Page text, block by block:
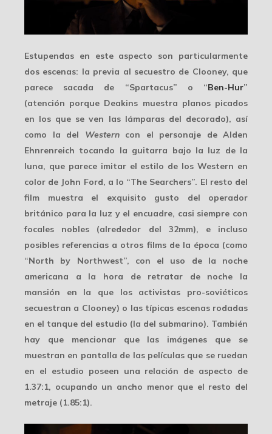
Estupendas en este aspecto son particularmente
dos escenas: la previa al secuestro de Clooney, que
parece sacada de “Spartacus” o “Ben-Hur”
(atención porque Deakins muestra planos picados
en los que se ven las lámparas del decorado), así
como la del Westerncon el personaje de Alden
Ehnrenreich tocando la guitarra bajo la luz de la
luna, que parece imitarel estilo de los Western en
color de John Ford, a lo “The Searchers”. El resto del
film muestra el exquisito gusto del operador
británico para la luz y el encuadre, casi siempre con
focales nobles (alrededor del 32mm), e incluso
posibles referencias a otros films de la época (como
“North by Northwest”, con el uso de la noche
americana a la hora de retratar de noche la
mansión en la que los activistas pro-soviéticos
secuestran a Clooney) o las típicas escenas rodadas
en el tanque del estudio (la del submarino). También
hay que mencionar que las imágenes que se
muestran en pantalla de las películas que se ruedan
en el estudio poseen una relación de aspecto de
1.37:1, ocupando un ancho menor que el resto del
metraje (1.85:1).